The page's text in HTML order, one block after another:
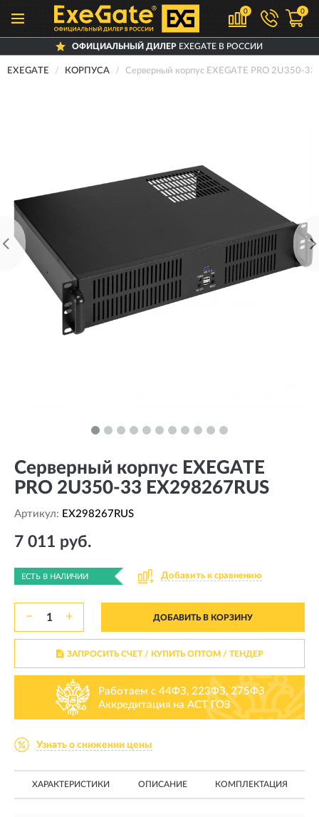
0 0
ОФИЦИАЛЬНЫЙ ДИЛЕРEXEGATE В РОССИИ
EXEGATE КОРПУСА Серверный корпус EXEGATE PRO 2U350-
Серверный корпус EXEGATE
PRO 2U350-33 EX298267RUS
Артикул: EX298267RUS
7 011 руб.
ЕСТЬ В НАЛИЧИИ Добавить к сравнению
− + ДОБАВИТЬ В КОРЗИНУ
ЗАПРОСИТЬ СЧЕТ / КУПИТЬ ОПТОМ/ ТЕНДЕР
Работаем с 44ФЗ, 223ФЗ, 275ФЗ
Аккредитация на АСТ ГОЗ
Узнать о снижении цены
ХАРАКТЕРИСТИКИ ОПИСАНИЕ КОМПЛЕКТАЦИЯ